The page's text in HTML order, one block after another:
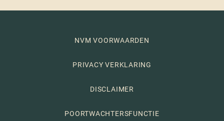
NVM VOORWAARDEN
PRIVACY VERKLARING
DISCLAIMER
POORTWACHTERSFUNCTIE